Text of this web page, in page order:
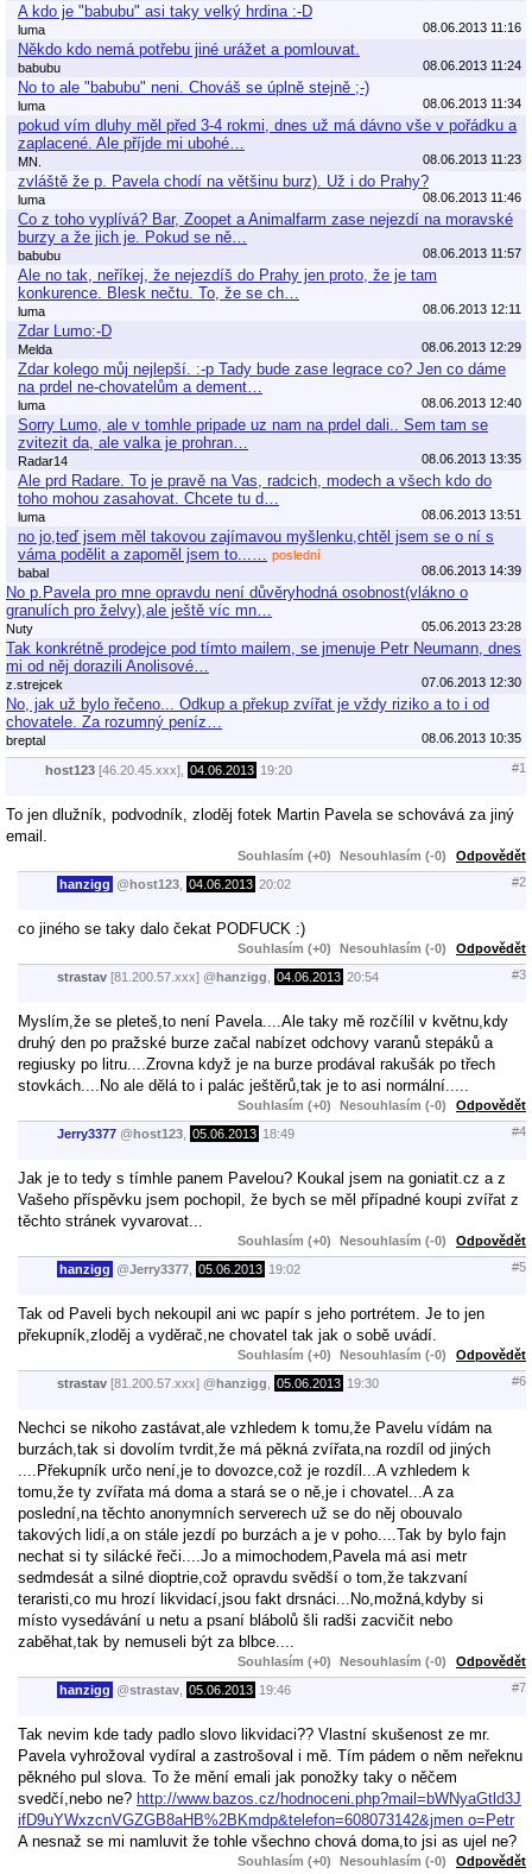
A kdo je "babubu" asi taky velký hrdina :-D
luma 08.06.2013 11:16
Někdo kdo nemá potřebu jiné urážet a pomlouvat.
babubu 08.06.2013 11:24
No to ale "babubu" neni. Chováš se úplně stejně ;-)
luma 08.06.2013 11:34
pokud vím dluhy měl před 3-4 rokmi, dnes už má dávno vše v pořádku a
zaplacené. Ale příjde mi ubohé…
MN. 08.06.2013 11:23
zvláště že p. Pavela chodí na většinu burz). Už i do Prahy?
luma 08.06.2013 11:46
Co z toho vyplívá? Bar, Zoopet a Animalfarm zase nejezdí na moravské
burzy a že jich je. Pokud se ně…
babubu 08.06.2013 11:57
Ale no tak, neříkej, že nejezdíš do Prahy jen proto, že je tam
konkurence. Blesk nečtu. To, že se ch…
luma 08.06.2013 12:11
Zdar Lumo:-D
Melda 08.06.2013 12:29
Zdar kolego můj nejlepší. :-p Tady bude zase legrace co? Jen co dáme
na prdel ne-chovatelům a dement…
luma 08.06.2013 12:40
Sorry Lumo, ale v tomhle pripade uz nam na prdel dali.. Sem tam se
zvitezit da, ale valka je prohran…
Radar14 08.06.2013 13:35
Ale prd Radare. To je pravě na Vas, radcich, modech a všech kdo do
toho mohou zasahovat. Chcete tu d…
luma 08.06.2013 13:51
no jo,teď jsem měl takovou zajímavou myšlenku,chtěl jsem se o ní s
váma podělit a zapoměl jsem to...…
poslední
babal
08.06.2013 14:39
No p.Pavela pro mne opravdu není důvěryhodná osobnost(vlákno o
granulích pro želvy),ale ještě víc mn…
Nuty 05.06.2013 23:28
Tak konkrétně prodejce pod tímto mailem, se jmenuje Petr Neumann, dnes
mi od něj dorazili Anolisové…
z.strejcek 07.06.2013 12:30
No, jak už bylo řečeno... Odkup a překup zvířat je vždy riziko a to i od
chovatele. Za rozumný peníz…
breptal 08.06.2013 10:35
host123 [46.20.45.xxx], 04.06.2013 19:20 #1
To jen dlužník, podvodník, zloděj fotek Martin Pavela se schovává za jiný
email.
Souhlasím (+0) Nesouhlasím (-0) Odpovědět
hanzigg @host123 04.06.2013 20:02 #2
co jiného se taky dalo čekat PODFUCK :)
Souhlasím (+0) Nesouhlasím (-0) Odpovědět
strastav [81.200.57.xxx] @hanzigg 04.06.2013 20:54 #3
Myslím,že se pleteš,to není Pavela....Ale taky mě rozčílil v květnu,kdy
druhý den po pražské burze začal nabízet odchovy varanů stepáků a
regiusky po litru....Zrovna když je na burze prodával rakušák po třech
stovkách....No ale dělá to i palác ještěrů,tak je to asi normální.....
Souhlasím (+0) Nesouhlasím (-0) Odpovědět
Jerry3377 @host123 05.06.2013 18:49 #4
Jak je to tedy s tímhle panem Pavelou? Koukal jsem na goniatit.cz a z
Vašeho příspěvku jsem pochopil, že bych se měl případné koupi zvířat z
těchto stránek vyvarovat...
Souhlasím (+0) Nesouhlasím (-0) Odpovědět
hanzigg @Jerry3377 05.06.2013 19:02 #5
Tak od Paveli bych nekoupil ani wc papír s jeho portrétem. Je to jen
překupník,zloděj a vyděrač,ne chovatel tak jak o sobě uvádí.
Souhlasím (+0) Nesouhlasím (-0) Odpovědět
strastav [81.200.57.xxx] @hanzigg 05.06.2013 19:30 #6
Nechci se nikoho zastávat,ale vzhledem k tomu,že Pavelu vídám na
burzách,tak si dovolím tvrdit,že má pěkná zvířata,na rozdíl od jiných
....Překupník určo není,je to dovozce,což je rozdíl...A vzhledem k
tomu,že ty zvířata má doma a stará se o ně,je i chovatel...A za
poslední,na těchto anonymních serverech už se do něj obouvalo
takových lidí,a on stále jezdí po burzách a je v poho....Tak by bylo fajn
nechat si ty silácké řeči....Jo a mimochodem,Pavela má asi metr
sedmdesát a silné dioptrie,což opravdu svědší o tom,že takzvaní
teraristi,co mu hrozí likvidací,jsou fakt drsnáci...No,možná,kdyby si
místo vysedávání u netu a psaní blábolů šli radši zacvičit nebo
zaběhat,tak by nemuseli být za blbce....
Souhlasím (+0) Nesouhlasím (-0) Odpovědět
hanzigg @strastav 05.06.2013 19:46 #7
Tak nevim kde tady padlo slovo likvidaci?? Vlastní skušenost ze mr.
Pavela vyhrožoval vydíral a zastrošoval i mě. Tím pádem o něm neřeknu
pěkného pul slova. To že mění emali jak ponožky taky o něčem
svedčí,nebo ne? http://www.bazos.cz/hodnoceni.php?mail=bWNyaGtld3J
ifD9uYWxzcnVGZGB8aHB%2BKmdp&telefon=608073142&jmen o=Petr
A nesnaž se mi namluvit že tohle všechno chová doma,to jsi as ujel ne?
Souhlasím (+0) Nesouhlasím (-0) Odpovědět